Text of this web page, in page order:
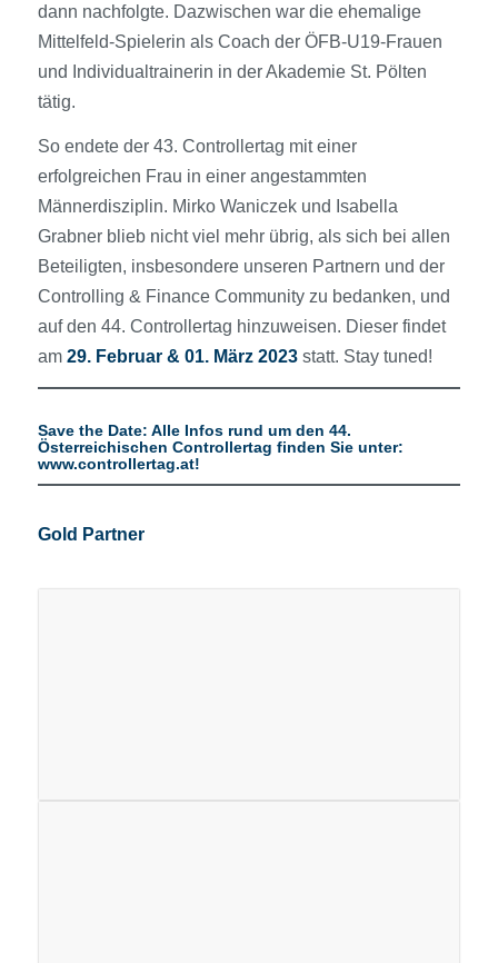
dann nachfolgte. Dazwischen war die ehemalige
Mittelfeld-Spielerin als Coach der ÖFB-U19-Frauen
und Individualtrainerin in der Akademie St. Pölten
tätig.
So endete der 43. Controllertag mit einer
erfolgreichen Frau in einer angestammten
Männerdisziplin. Mirko Waniczek und Isabella
Grabner blieb nicht viel mehr übrig, als sich bei allen
Beteiligten, insbesondere unseren Partnern und der
Controlling & Finance Community zu bedanken, und
auf den 44. Controllertag hinzuweisen. Dieser findet
am29. Februar & 01. März 2023statt. Stay tuned!
Save the Date: Alle Infos rund um den 44.
Österreichischen Controllertag finden Sie unter:
www.controllertag.at!
Gold Partner